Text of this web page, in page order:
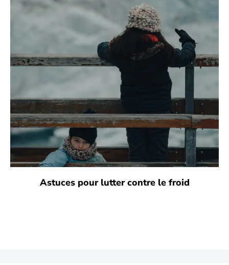
Astuces pour lutter contre le froid